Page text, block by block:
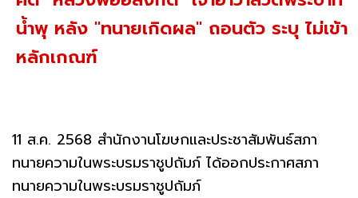
น้ำพุ หลัง "ทนายเกิดผล" ถอนตัว ระบุ ไม่เข้า
หลักเกณฑ์
11 ส.ค. 2568 สำนักงานโฆษกและประชาสัมพันธ์สภา
ทนายความในพระบรมราชูปถัมภ์ ได้ออกประกาศสภา
ทนายความในพระบรมราชูปถัมภ์